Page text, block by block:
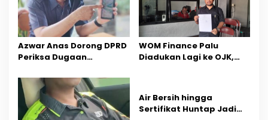
Azwar Anas Dorong DPRD
Periksa Dugaan
Wilayah Tambang PT
CPM
‎WOM Finance Palu
Diadukan Lagi ke OJK,
Dipersoalkan ‎
Air Bersih hingga
Sertifikat Huntap Jadi